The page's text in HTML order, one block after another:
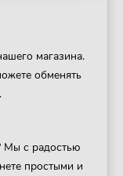
магазина.
обменять
Мы с радостью
простыми и